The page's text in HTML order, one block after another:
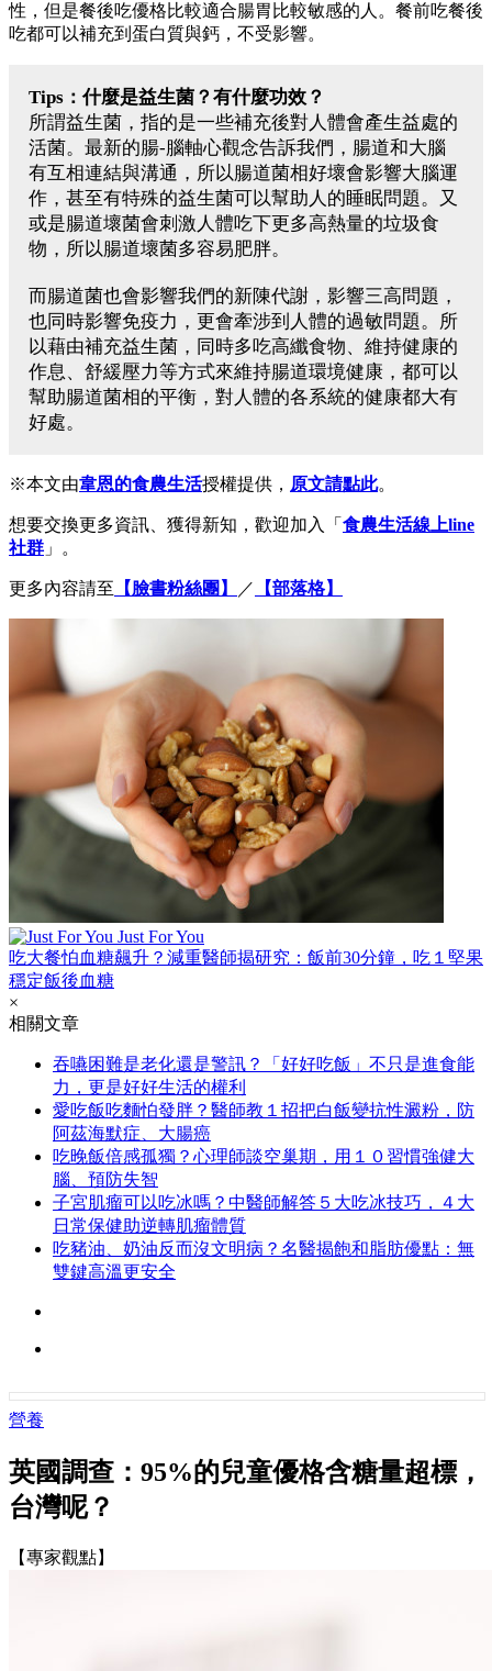
性，但是餐後吃優格比較適合腸胃比較敏感的人。餐前吃餐後
吃都可以補充到蛋白質與鈣，不受影響。
Tips：什麼是益生菌？有什麼功效？
所謂益生菌，指的是一些補充後對人體會產生益處的
活菌。最新的腸-腦軸心觀念告訴我們，腸道和大腦
有互相連結與溝通，所以腸道菌相好壞會影響大腦運
作，甚至有特殊的益生菌可以幫助人的睡眠問題。又
或是腸道壞菌會刺激人體吃下更多高熱量的垃圾食
物，所以腸道壞菌多容易肥胖。
而腸道菌也會影響我們的新陳代謝，影響三高問題，
也同時影響免疫力，更會牽涉到人體的過敏問題。所
以藉由補充益生菌，同時多吃高纖食物、維持健康的
作息、舒緩壓力等方式來維持腸道環境健康，都可以
幫助腸道菌相的平衡，對人體的各系統的健康都大有
好處。
※本文由韋恩的食農生活授權提供， 原文請點此。
想要交換更多資訊、獲得新知，歡迎加入「 食農生活線上line
社群 」。
更多內容請至 【臉書粉絲團】 ／ 【部落格】
Just For You
吃大餐怕血糖飆升？減重醫師揭研究：飯前30分鐘，吃１堅果
穩定飯後血糖
×
相關文章
吞嚥困難是老化還是警訊？「好好吃飯」不只是進食能
力，更是好好生活的權利
愛吃飯吃麵怕發胖？醫師教１招把白飯變抗性澱粉，防
阿茲海默症、大腸癌
吃晚飯倍感孤獨？心理師談空巢期，用１０習慣強健大
腦、預防失智
子宮肌瘤可以吃冰嗎？中醫師解答５大吃冰技巧，４大
日常保健助逆轉肌瘤體質
吃豬油、奶油反而沒文明病？名醫揭飽和脂肪優點：無
雙鍵高溫更安全
營養
英國調查：95%的兒童優格含糖量超標，
台灣呢？
【專家觀點】